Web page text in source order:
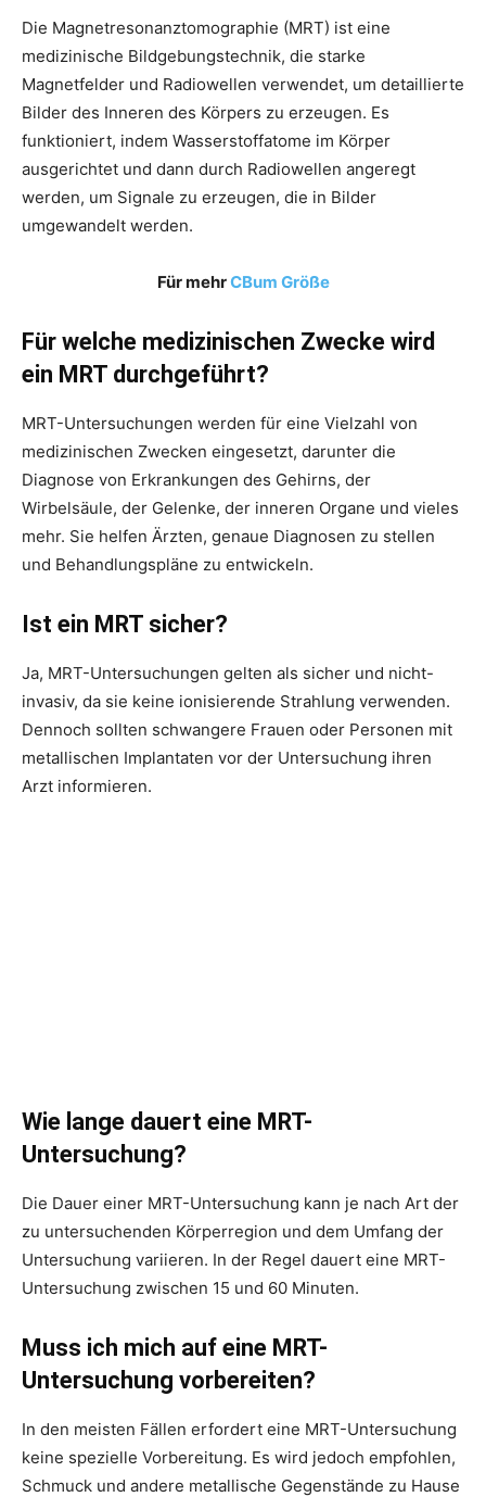
Die Magnetresonanztomographie (MRT) ist eine
medizinische Bildgebungstechnik, die starke
Magnetfelder und Radiowellen verwendet, um detaillierte
Bilder des Inneren des Körpers zu erzeugen. Es
funktioniert, indem Wasserstoffatome im Körper
ausgerichtet und dann durch Radiowellen angeregt
werden, um Signale zu erzeugen, die in Bilder
umgewandelt werden.
Für mehrCBum Größe
Für welche medizinischen Zwecke wird
ein MRT durchgeführt?
MRT-Untersuchungen werden für eine Vielzahl von
medizinischen Zwecken eingesetzt, darunter die
Diagnose von Erkrankungen des Gehirns, der
Wirbelsäule, der Gelenke, der inneren Organe und vieles
mehr. Sie helfen Ärzten, genaue Diagnosen zu stellen
und Behandlungspläne zu entwickeln.
Ist ein MRT sicher?
Ja, MRT-Untersuchungen gelten als sicher und nicht-
invasiv, da sie keine ionisierende Strahlung verwenden.
Dennoch sollten schwangere Frauen oder Personen mit
metallischen Implantaten vor der Untersuchung ihren
Arzt informieren.
Wie lange dauert eine MRT-
Untersuchung?
Die Dauer einer MRT-Untersuchung kann je nach Art der
zu untersuchenden Körperregion und dem Umfang der
Untersuchung variieren. In der Regel dauert eine MRT-
Untersuchung zwischen 15 und 60 Minuten.
Muss ich mich auf eine MRT-
Untersuchung vorbereiten?
In den meisten Fällen erfordert eine MRT-Untersuchung
keine spezielle Vorbereitung. Es wird jedoch empfohlen,
Schmuck und andere metallische Gegenstände zu Hause